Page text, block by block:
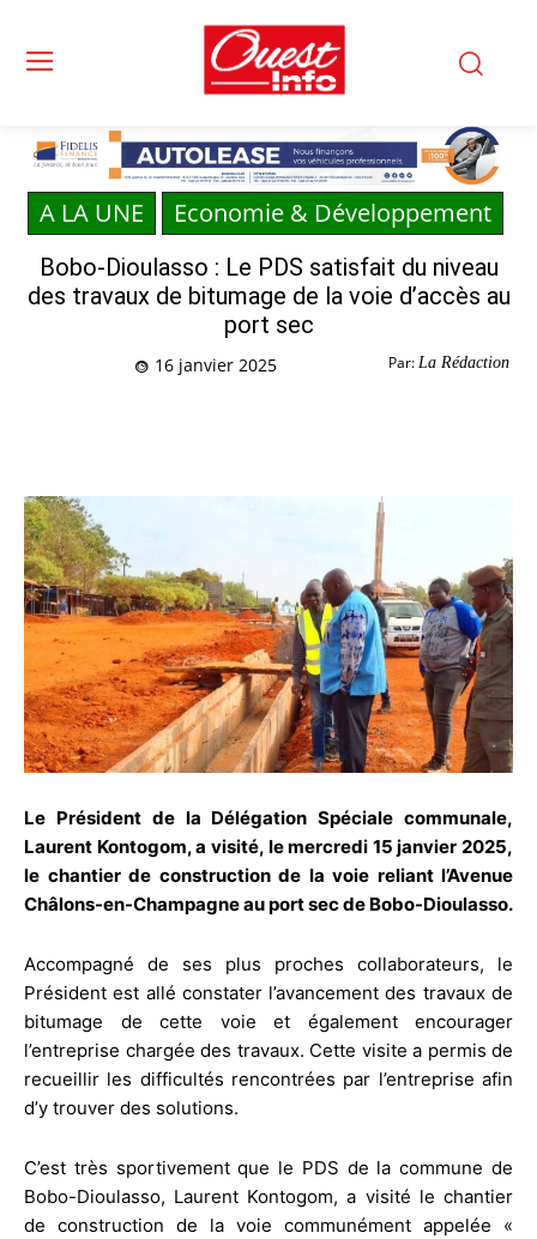
A LA UNE Economie & Développement
Bobo-Dioulasso : Le PDS satisfait du niveau
des travaux de bitumage de la voie d’accès au
port sec
Par: La Rédaction
16 janvier 2025
Le Président de la Délégation Spéciale communale,
Laurent Kontogom, a visité, le mercredi 15 janvier 2025,
le chantier de construction de la voie reliant l’Avenue
Châlons-en-Champagne au port sec de Bobo-Dioulasso.
Accompagné de ses plus proches collaborateurs, le
Président est allé constater l’avancement des travaux de
bitumage de cette voie et également encourager
l’entreprise chargée des travaux. Cette visite a permis de
recueillir les difficultés rencontrées par l’entreprise afin
d’y trouver des solutions.
C’est très sportivement que le PDS de la commune de
Bobo-Dioulasso, Laurent Kontogom, a visité le chantier
de construction de la voie communément appelée «